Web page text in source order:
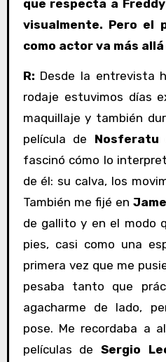
que respecta a
visualmente. Pero el
como actor va más
R: Desde la entrevista
rodaje estuvimos días
maquillaje y también
película de Nosferatu
fascinó cómo lo
de él: su calva, los
También me fijé en
de gallito y en el modo
pies, casi como una
primera vez que me
pesaba tanto que
agacharme de lado,
pose. Me recordaba a
películas deSergio